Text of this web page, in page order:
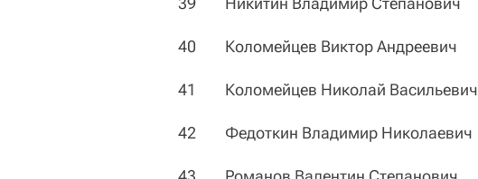
40 Коломейцев Виктор Андреевич
41 Коломейцев Николай Васильевич
42 Федоткин Владимир Николаевич